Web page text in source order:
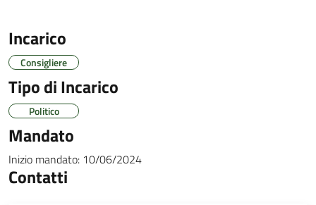
Incarico
Consigliere
Tipo di Incarico
Politico
Mandato
Inizio mandato: 10/06/2024
Contatti